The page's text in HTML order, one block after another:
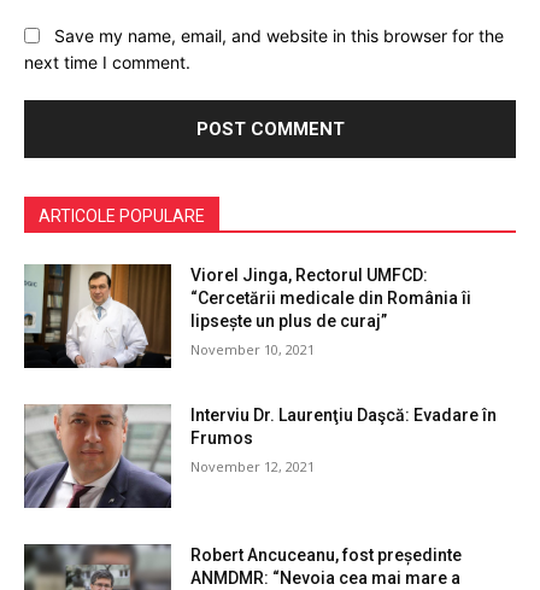
Save my name, email, and website in this browser for the
next time I comment.
ARTICOLE POPULARE
Viorel Jinga, Rectorul UMFCD:
“Cercetării medicale din România îi
lipsește un plus de curaj”
November 10, 2021
Interviu Dr. Laurenţiu Daşcă: Evadare în
Frumos
November 12, 2021
Robert Ancuceanu, fost președinte
ANMDMR: “Nevoia cea mai mare a